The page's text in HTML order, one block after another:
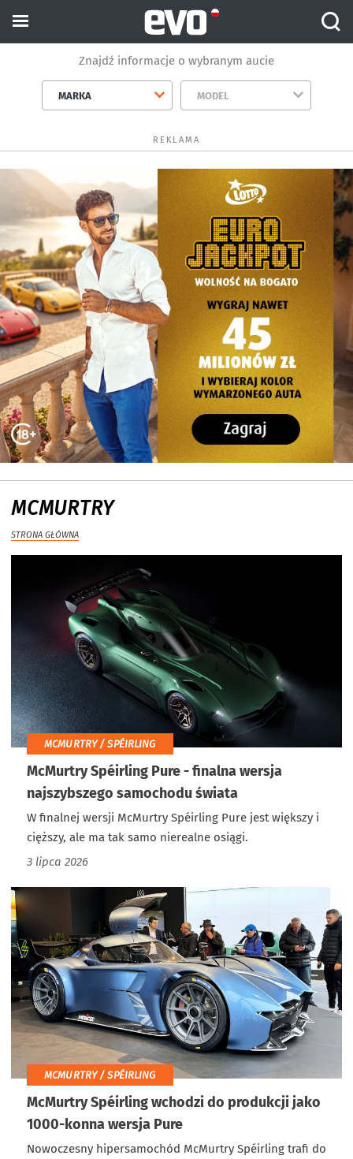
Znajdź informacje o wybranym aucie
MARKA MODEL
REKLAMA
MCMURTRY
STRONA GŁÓWNA
MCMURTRY / SPÉIRLING
McMurtry Spéirling Pure - finalna wersja
najszybszego samochodu świata
W finalnej wersji McMurtry Spéirling Pure jest większy i
cięższy, ale ma tak samo nierealne osiągi.
3 lipca 2026
MCMURTRY / SPÉIRLING
McMurtry Spéirling wchodzi do produkcji jako
1000-konna wersja Pure
Nowoczesny hipersamochód McMurtry Spéirling trafi do